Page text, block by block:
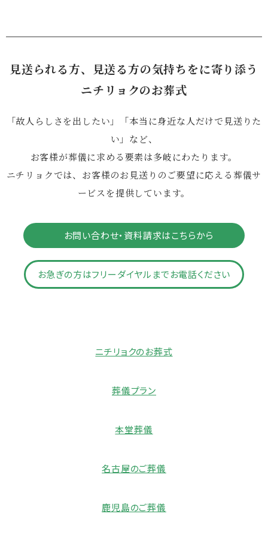
見送られる方、見送る方の気持ちをに寄り添う
ニチリョクのお葬式
「故人らしさを出したい」「本当に身近な人だけで見送りた
い」など、
お客様が葬儀に求める要素は多岐にわたります。
ニチリョクでは、お客様のお見送りのご要望に応える葬儀サ
ービスを提供しています。
お問い合わせ・資料請求はこちらから
お急ぎの方はフリーダイヤルまでお電話ください
ニチリョクのお葬式
葬儀プラン
本堂葬儀
名古屋のご葬儀
鹿児島のご葬儀